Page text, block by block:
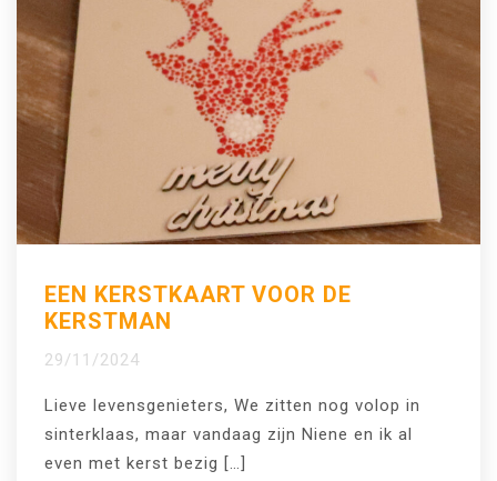
EEN KERSTKAART VOOR DE
KERSTMAN
29/11/2024
Lieve levensgenieters, We zitten nog volop in
sinterklaas, maar vandaag zijn Niene en ik al
even met kerst bezig […]